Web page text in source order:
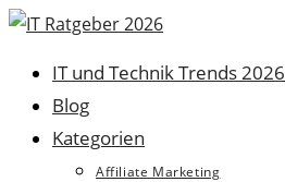
Zum
springenIT und Technik Trends 2026
Blog
Kategorien
Affiliate Marketing